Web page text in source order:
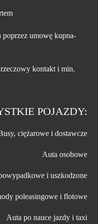
poprzez umowę kupna-
kontakt i min.
POJAZDY:
ciężarowe i dostawcze
Auta osobowe
i uszkodzone
poleasingowe i flotowe
Auta po nauce jazdy i taxi